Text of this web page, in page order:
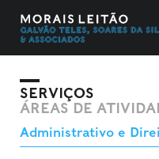
SERVIÇOS
ÁREAS DE